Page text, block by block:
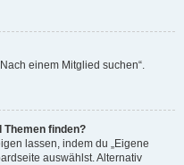
einem Mitglied suchen“.
Themen finden?
lassen, indem du „Eigene
auswählst. Alternativ